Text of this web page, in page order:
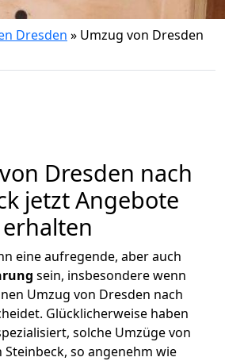
Dresden » Umzug von Dresden
Dresden nach
jetzt Angebote
erhalten
eine aufregende, aber auch
sein, insbesondere wenn
Umzug von Dresden nach
Glücklicherweise haben
solche Umzüge von
Steinbeck, so angenehm wie